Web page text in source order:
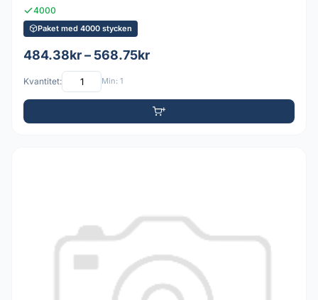
4000
Paket med 4000 stycken
484.38kr – 568.75kr
Kvantitet: Min: 1